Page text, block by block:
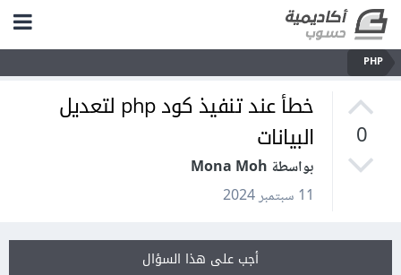
PHP
0
خطأ عند تنفيذ كود php لتعديل
البيانات
بواسطة Mona Moh
11 سبتمبر 2024
أجب على هذا السؤال